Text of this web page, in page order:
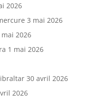
2026
3 mai 2026
mai 2026
1 mai 2026
30 avril 2026
2026